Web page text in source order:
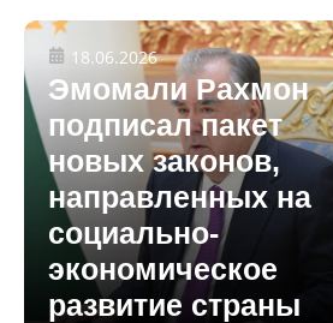
18.06.2026
Эмомали Рахмон
подписал пакет
новых законов,
направленных на
социально-
экономическое
развитие страны